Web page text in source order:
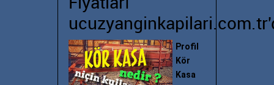
Profil
Kör
Kasa